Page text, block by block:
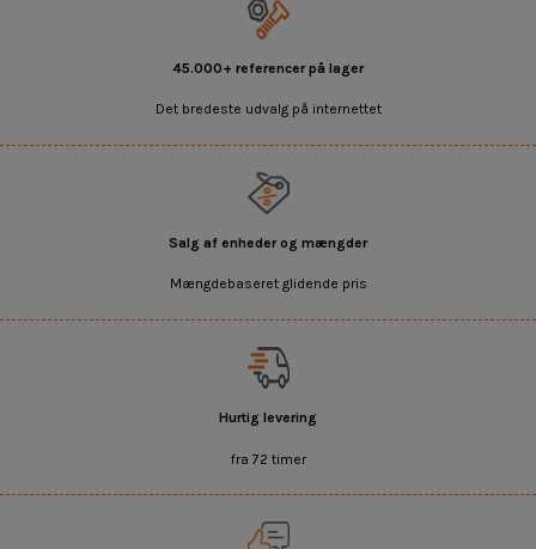
45.000+ referencer på lager
Det bredeste udvalg på internettet
Salg af enheder og mængder
Mængdebaseret glidende pris
Hurtig levering
fra 72 timer